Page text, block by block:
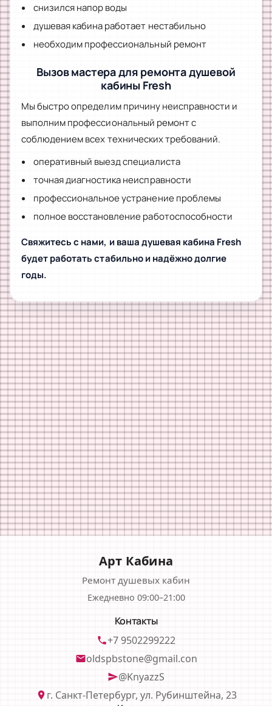
снизился напор воды
душевая кабина работает нестабильно
необходим профессиональный ремонт
Вызов мастера для ремонта душевой
кабины Fresh
Мы быстро определим причину неисправности и
выполним профессиональный ремонт с
соблюдением всех технических требований.
оперативный выезд специалиста
точная диагностика неисправности
профессиональное устранение проблемы
полное восстановление работоспособности
Свяжитесь с нами, и ваша душевая кабина Fresh
будет работать стабильно и надёжно долгие
годы.
Арт Кабина
Ремонт душевых кабин
Ежедневно 09:00–21:00
Контакты
phone+7 9502299222
emailoldspbstone@gmail.con
send@KnyazzS
location_on г. Санкт-Петербург, ул. Рубинштейна, 23